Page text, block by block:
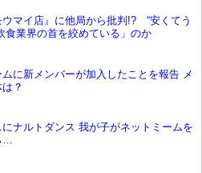
マイ店』に他局から批判!? “安くてう
食業界の首を絞めている」のか
ムに新メンバーが加入したことを報告 メ
？
ナルトダンス 我が子がネットミームを